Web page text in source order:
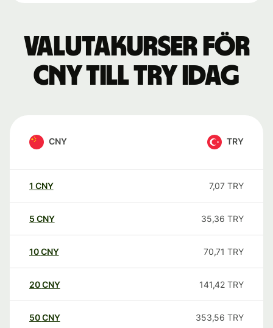
Valutakurser för
CNY till TRY idag
CNY TRY
1 CNY 7,07 TRY
5 CNY 35,36 TRY
10CNY 70,71 TRY
20CNY 141,42 TRY
50CNY 353,56 TRY